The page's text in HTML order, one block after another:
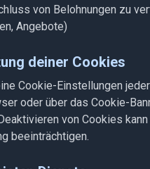
von Belohnungen zu
Angebote)
deiner Cookies
Cookie-Einstellungen
oder über das Cookie-
von Cookies
beeinträchtigen.